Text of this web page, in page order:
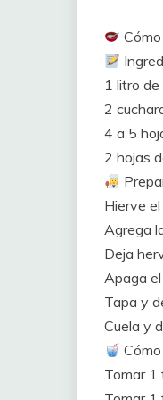
1 litro de
2
4 a 5
2 hojas
Hierve
Agrega
Deja
Apaga
Tapa y
Cuela y
Tomar 1